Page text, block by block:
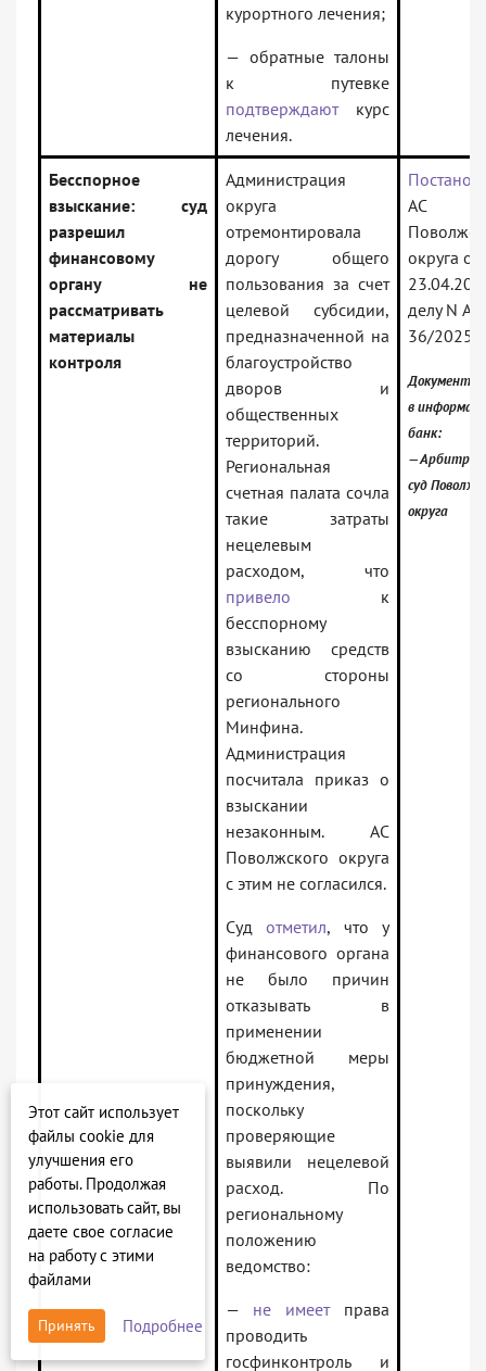
курортного лечения;
— обратные талоны
к путевке
подтверждаюткурс
лечения.
Бесспорное
взыскание: суд
разрешил
финансовому
органу не
рассматривать
материалы
контроля
Администрация
округа
отремонтировала
дорогу общего
пользования за счет
целевой субсидии,
предназначенной на
благоустройство
дворов и
общественных
территорий.
Региональная
счетная палата сочла
такие затраты
нецелевым
расходом, что
привело к
бесспорному
взысканию средств
со стороны
регионального
Минфина.
Администрация
посчитала приказ о
взыскании
незаконным. АС
Поволжского округа
с этим не согласился.
Судотметил, что у
финансового органа
не было причин
отказывать в
применении
бюджетной меры
принуждения,
поскольку
проверяющие
выявили нецелевой
расход. По
региональному
положению
ведомство:
— не имеетправа
проводить
госфинконтроль и
АС
округа от
делу N
36/2025
Документ
в
банк:
—
суд
округа
Этот сайт использует
файлы cookie для
улучшения его
работы. Продолжая
использовать сайт, вы
даете свое согласие
на работу с этими
файлами
Принять Подробнее